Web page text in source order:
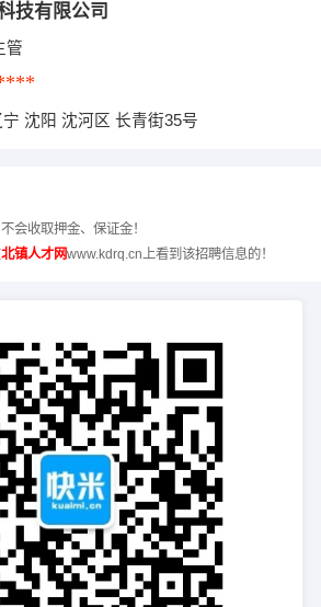
技有限公司
管
宁 沈阳 沈河区 长青街35号
会收取押金、保证金！
北镇人才网www.kdrq.cn上看到该招聘信息的！